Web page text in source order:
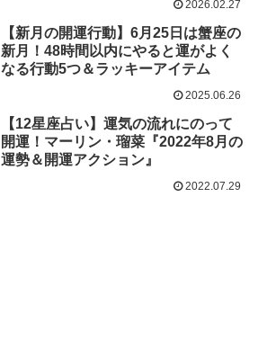
2026.02.27
【新月の開運行動】6月25日は蟹座の
新月！48時間以内にやると運がよく
なる行動5つ＆ラッキーアイテム
2025.06.26
【12星座占い】運気の流れにのって
開運！マーリン・瑠菜『2022年8月の
運勢＆開運アクション』
2022.07.29